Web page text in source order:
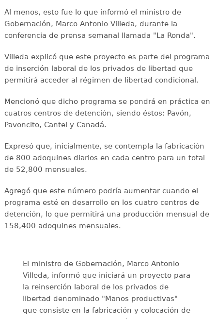
Al menos, esto fue lo que informó el ministro de
Gobernación, Marco Antonio Villeda, durante la
conferencia de prensa semanal llamada "La Ronda".
Villeda explicó que este proyecto es parte del programa
de inserción laboral de los privados de libertad que
permitirá acceder al régimen de libertad condicional.
Mencionó que dicho programa se pondrá en práctica en
cuatros centros de detención, siendo éstos: Pavón,
Pavoncito, Cantel y Canadá.
Expresó que, inicialmente, se contempla la fabricación
de 800 adoquines diarios en cada centro para un total
de 52,800 mensuales.
Agregó que este número podría aumentar cuando el
programa esté en desarrollo en los cuatro centros de
detención, lo que permitirá una producción mensual de
158,400 adoquines mensuales.
El ministro de Gobernación, Marco Antonio
Villeda, informó que iniciará un proyecto para
la reinserción laboral de los privados de
libertad denominado "Manos productivas"
que consiste en la fabricación y colocación de